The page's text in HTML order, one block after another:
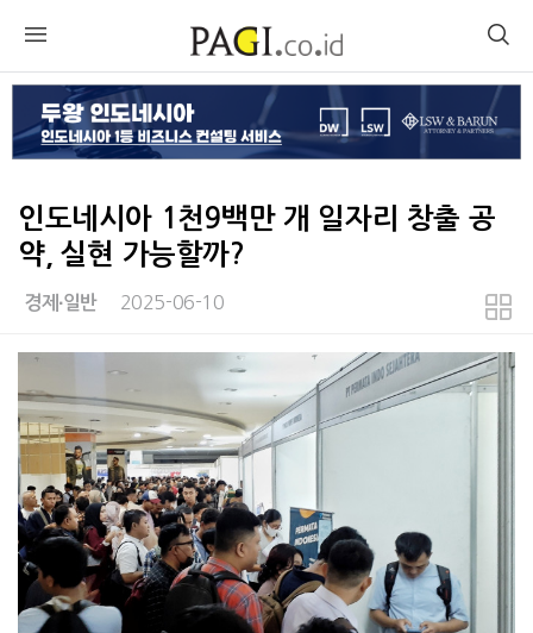
인도네시아 1천9백만 개 일자리 창출 공
약, 실현 가능할까?
경제∙일반 2025-06-10
본문